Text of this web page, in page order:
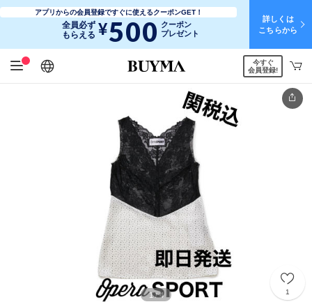
アプリからの会員登録ですぐに使えるクーポンGET！
全員必ず
もらえる ¥500 クーポン
プレゼント
詳しくは
こちらから
日本語
English
简体中文
繁體中文
今すぐ
会員登録!
1 / 4 1